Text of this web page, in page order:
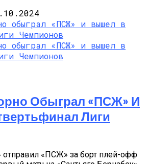
Обыграл «ПСЖ» И
Лиги
отправил «ПСЖ» за борт плей-офф